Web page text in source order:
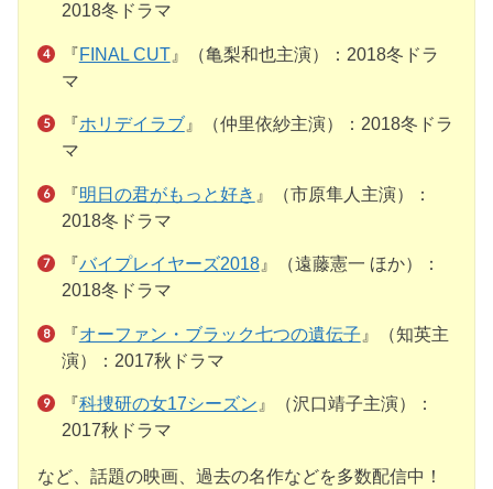
2018冬ドラマ
『FINAL CUT』（亀梨和也主演）：2018冬ドラ
マ
『ホリデイラブ』（仲里依紗主演）：2018冬ドラ
マ
『明日の君がもっと好き 』（市原隼人主演）：
2018冬ドラマ
『バイプレイヤーズ2018』（遠藤憲一 ほか）：
2018冬ドラマ
『オーファン・ブラック七つの遺伝子 』（知英主
演）：2017秋ドラマ
『科捜研の女17シーズン 』（沢口靖子主演）：
2017秋ドラマ
など、話題の映画、過去の名作などを多数配信中！